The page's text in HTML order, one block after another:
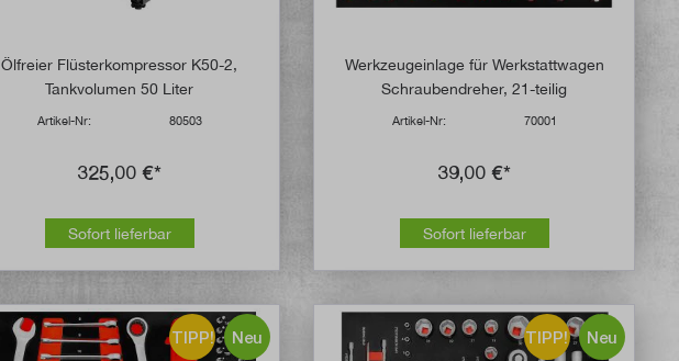
Ölfreier Flüsterkompressor K50-2,
Tankvolumen 50 Liter
Artikel-Nr: 80503
325,00 €*
Sofort lieferbar
Werkzeugeinlage für Werkstattwagen
Schraubendreher, 21-teilig
Artikel-Nr: 70001
39,00 €*
Sofort lieferbar
TIPP! Neu TIPP! Neu